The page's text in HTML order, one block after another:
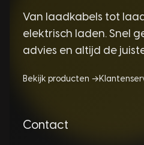
Van laadkabels tot
elektrisch laden. Snel
advies en altijd de
Bekijk producten →
Contact